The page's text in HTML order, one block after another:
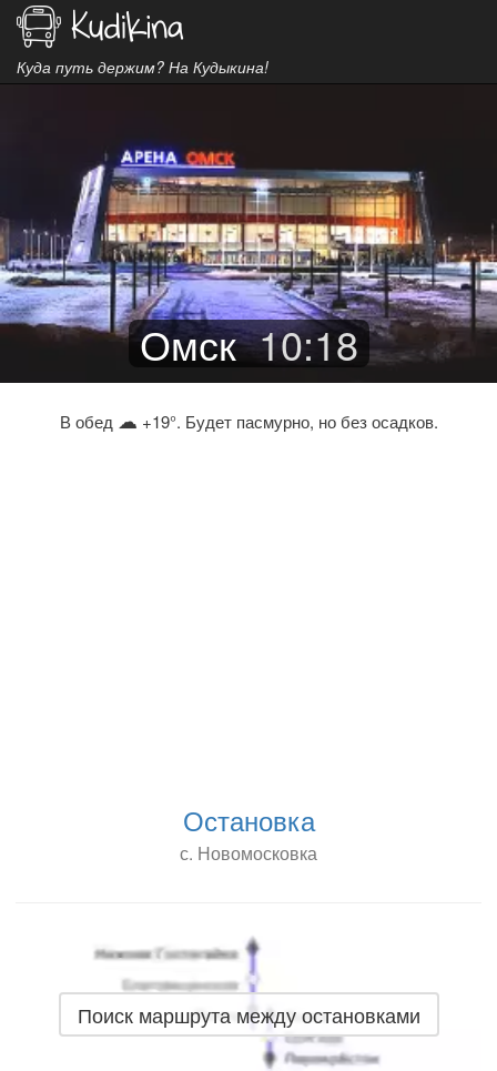
Куда путь держим? На Кудыкина!
Омск 10:18
В обед ☁ +19°. Будет пасмурно, но без осадков.
Остановка
с. Новомосковка
Поиск маршрута между остановками